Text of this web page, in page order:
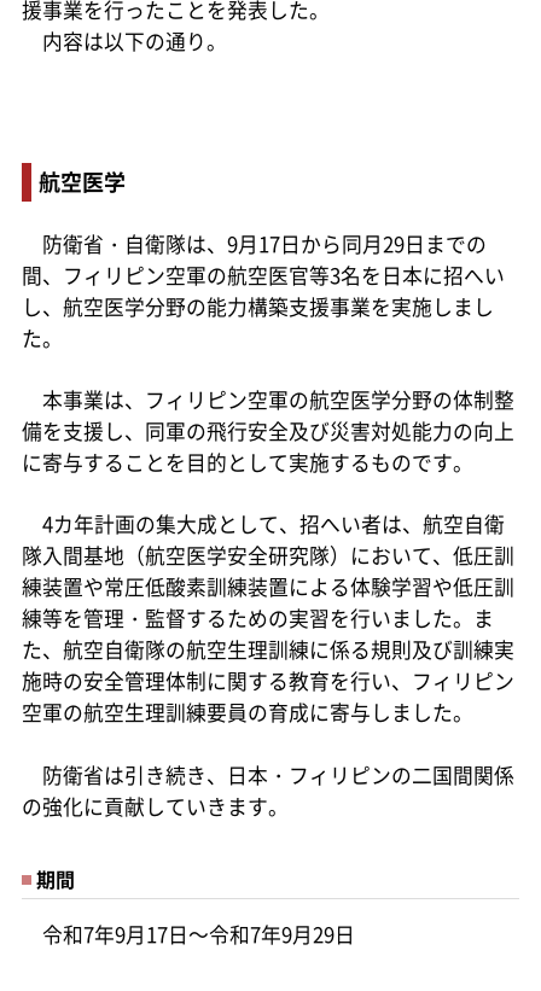
援事業を行ったことを発表した。
内容は以下の通り。
航空医学
防衛省・自衛隊は、9月17日から同月29日までの
間、フィリピン空軍の航空医官等3名を日本に招へい
し、航空医学分野の能力構築支援事業を実施しまし
た。
本事業は、フィリピン空軍の航空医学分野の体制整
備を支援し、同軍の飛行安全及び災害対処能力の向上
に寄与することを目的として実施するものです。
4カ年計画の集大成として、招へい者は、航空自衛
隊入間基地（航空医学安全研究隊）において、低圧訓
練装置や常圧低酸素訓練装置による体験学習や低圧訓
練等を管理・監督するための実習を行いました。ま
た、航空自衛隊の航空生理訓練に係る規則及び訓練実
施時の安全管理体制に関する教育を行い、フィリピン
空軍の航空生理訓練要員の育成に寄与しました。
防衛省は引き続き、日本・フィリピンの二国間関係
の強化に貢献していきます。
期間
令和7年9月17日～令和7年9月29日